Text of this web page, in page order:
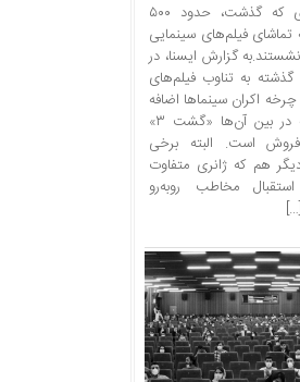
در هفته‌ای که گذشت، حدود ۵۰۰
تماشای فیلم‌های سینمایی
گزارش ایسنا، در
به تناوب فیلم‌های
اکران سینماها اضافه
شده‌اند که در بین آن‌ها «گشت ۳»
است. البته برخی
هم که ژانری متفاوت
مخاطب روبه‌رو